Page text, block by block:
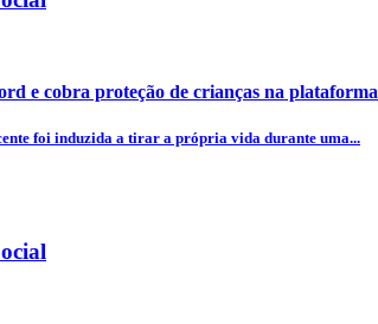
e cobra proteção de crianças na plataforma
foi induzida a tirar a própria vida durante uma...